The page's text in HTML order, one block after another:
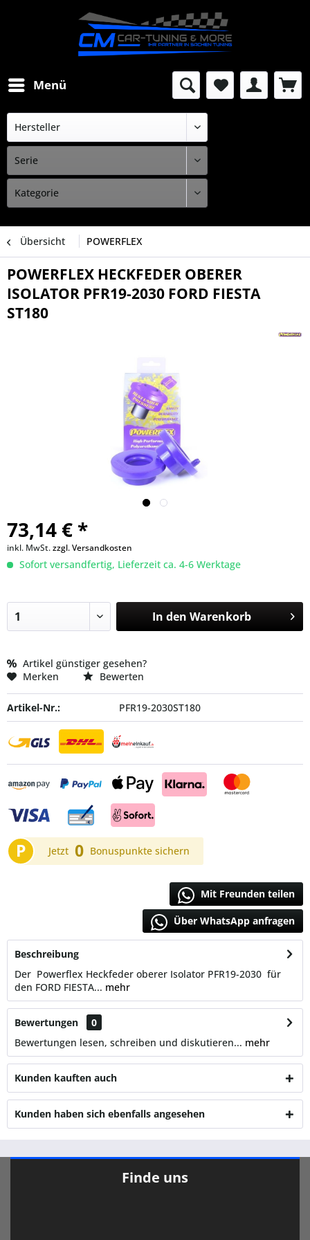
Menü
Übersicht POWERFLEX
POWERFLEX HECKFEDER OBERER
ISOLATOR PFR19-2030 FORD FIESTA
ST180
73,14 € *
inkl. MwSt.zzgl. Versandkosten
Sofort versandfertig, Lieferzeit ca. 4-6 Werktage
In den Warenkorb
Artikel günstiger gesehen?
Merken
Bewerten
Artikel-Nr.: PFR19-2030ST180
P Jetzt 0 Bonuspunkte sichern
Mit Freunden teilen
Über WhatsApp anfragen
Beschreibung
Der Powerflex Heckfeder oberer Isolator PFR19-2030 für
den FORD FIESTA... mehr
Bewertungen
0
Bewertungen lesen, schreiben und diskutieren... mehr
Kunden kauften auch
Kunden haben sich ebenfalls angesehen
Finde uns